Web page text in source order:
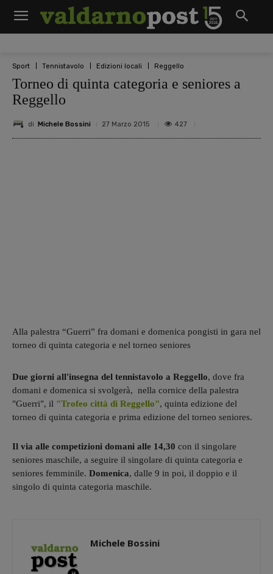
Sport Tennistavolo Edizioni locali Reggello
Torneo di quinta categoria e seniores a
Reggello
di Michele Bossini 27 Marzo 2015 427
Alla palestra “Guerri” fra domani e domenica pongisti in gara nel
torneo di quinta categoria e nel torneo seniores
Due giorni all'insegna del tennistavolo a Reggello, dove fra
domani e domenica si svolgerà, nella cornice della palestra
"Guerri", il "Trofeo città di Reggello", quinta edizione del
torneo di quinta categoria e prima edizione del torneo seniores.
Il via alle competizioni domani alle 14,30 con il singolare
seniores maschile, a seguire il singolare di quinta categoria e
seniores femminile. Domenica, dalle 9 in poi, il doppio e il
singolo di quinta categoria maschile.
Michele Bossini